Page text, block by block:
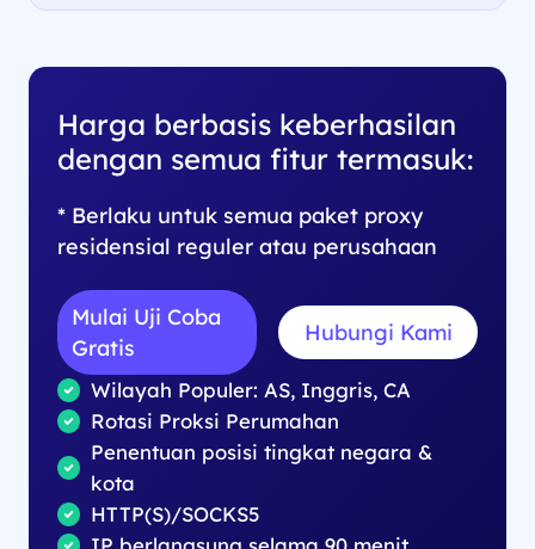
Harga berbasis keberhasilan
dengan semua fitur termasuk:
* Berlaku untuk semua paket proxy
residensial reguler atau perusahaan
Mulai Uji Coba
Gratis
Hubungi Kami
Wilayah Populer: AS, Inggris, CA
Rotasi Proksi Perumahan
Penentuan posisi tingkat negara &
kota
HTTP(S)/SOCKS5